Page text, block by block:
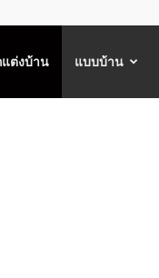
ต่งบ้าน แบบบ้าน